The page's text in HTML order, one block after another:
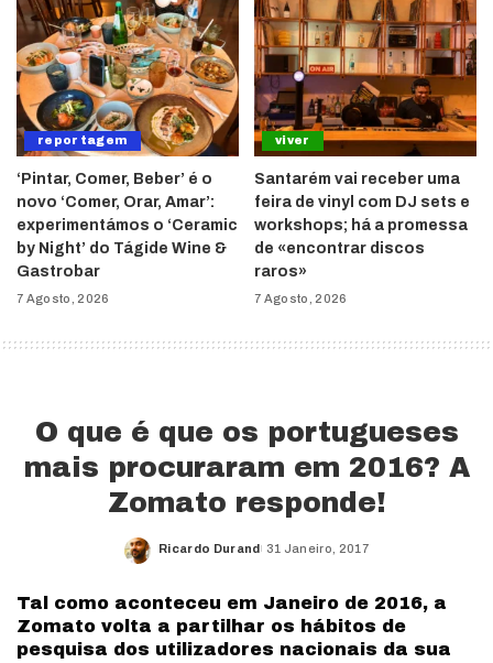
reportagem
‘Pintar, Comer, Beber’ é o
novo ‘Comer, Orar, Amar’:
experimentámos o ‘Ceramic
by Night’ do Tágide Wine &
Gastrobar
7 Agosto, 2026
viver
Santarém vai receber uma
feira de vinyl com DJ sets e
workshops; há a promessa
de «encontrar discos
raros»
7 Agosto, 2026
O que é que os portugueses
mais procuraram em 2016? A
Zomato responde!
Posted
Ricardo Durand 31 Janeiro, 2017
Tal como aconteceu em Janeiro de 2016, a
Zomato volta a partilhar os hábitos de
pesquisa dos utilizadores nacionais da sua